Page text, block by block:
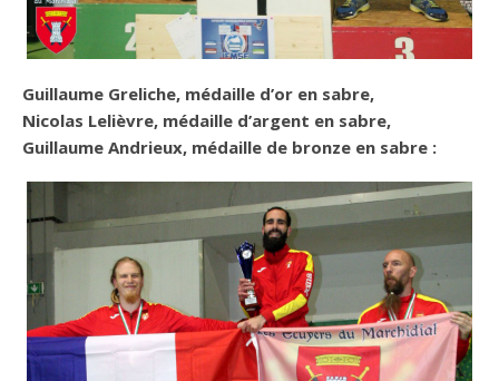
Guillaume Greliche, médaille d’or en sabre,
Nicolas Lelièvre, médaille d’argent en sabre,
Guillaume Andrieux, médaille de bronze en sabre :